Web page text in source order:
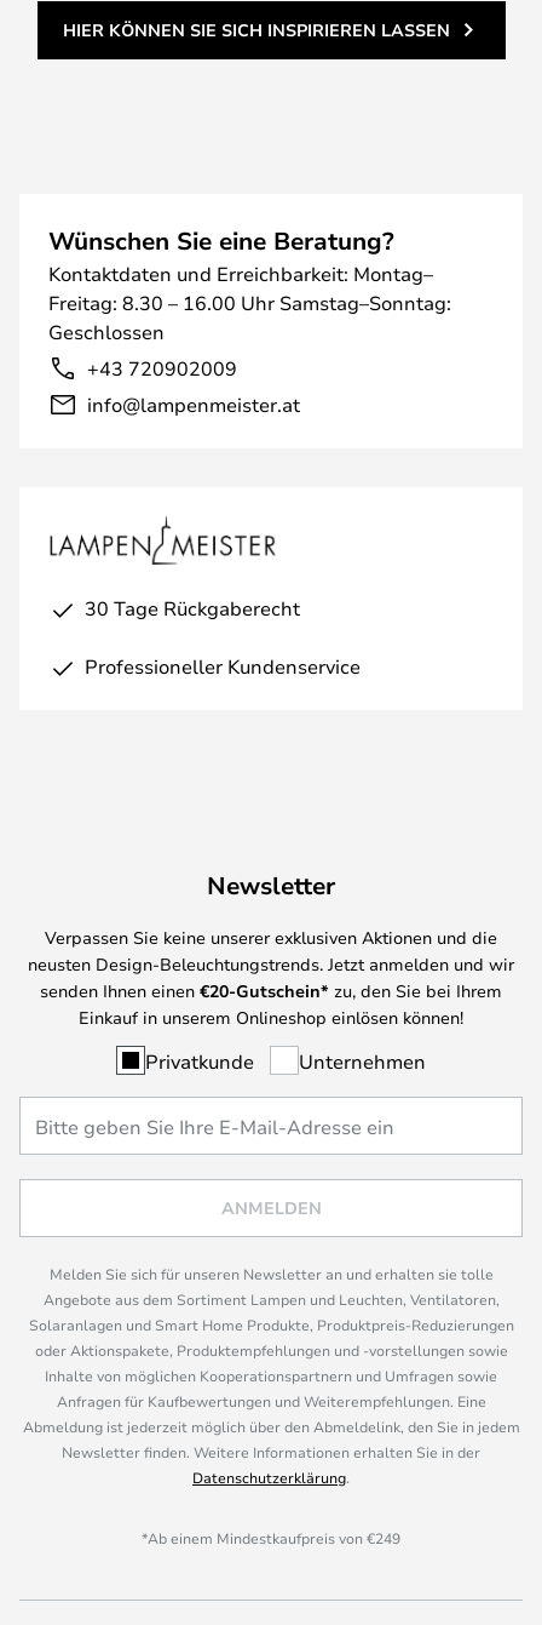
HIER KÖNNEN SIE SICH INSPIRIEREN LASSEN
Wünschen Sie eine Beratung?
Kontaktdaten und Erreichbarkeit: Montag–
Freitag: 8.30 – 16.00 Uhr Samstag–Sonntag:
Geschlossen
+43 720902009
info@lampenmeister.at
30 Tage Rückgaberecht
Professioneller Kundenservice
Newsletter
Verpassen Sie keine unserer exklusiven Aktionen und die
neusten Design-Beleuchtungstrends. Jetzt anmelden und wir
senden Ihnen einen €20-Gutschein* zu, den Sie bei Ihrem
Einkauf in unserem Onlineshop einlösen können!
Privatkunde Unternehmen
ANMELDEN
Melden Sie sich für unseren Newsletter an und erhalten sie tolle
Angebote aus dem Sortiment Lampen und Leuchten, Ventilatoren,
Solaranlagen und Smart Home Produkte, Produktpreis-Reduzierungen
oder Aktionspakete, Produktempfehlungen und -vorstellungen sowie
Inhalte von möglichen Kooperationspartnern und Umfragen sowie
Anfragen für Kaufbewertungen und Weiterempfehlungen. Eine
Abmeldung ist jederzeit möglich über den Abmeldelink, den Sie in jedem
Newsletter finden. Weitere Informationen erhalten Sie in der
Datenschutzerklärung.
*Ab einem Mindestkaufpreis von €249